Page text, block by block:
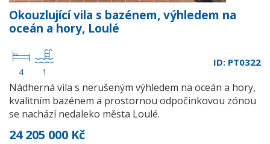
Okouzlující vila s bazénem, výhledem na
oceán a hory, Loulé
4 1
ID: PT0322
Nádherná vila s nerušeným výhledem na oceán a hory,
kvalitním bazénem a prostornou odpočinkovou zónou
se nachází nedaleko města Loulé.
24 205 000 Kč